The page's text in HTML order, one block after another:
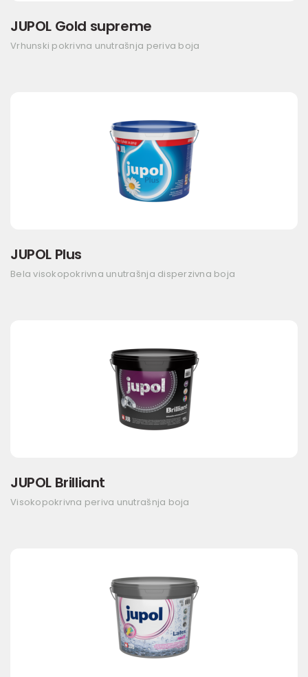
JUPOL Gold supreme
Vrhunski pokrivna unutrašnja periva boja
JUPOL Plus
Bela visokopokrivna unutrašnja disperzivna boja
JUPOL Brilliant
Visokopokrivna periva unutrašnja boja